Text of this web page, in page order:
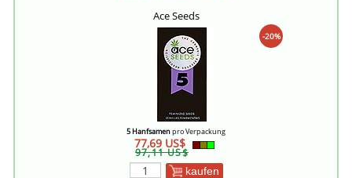
Ace Seeds
-20%
5 Hanfsamenpro Verpackung
77,69 US$
97,11 US$
kaufen